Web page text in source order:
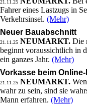
21.11.25
Fahrer eines Lastzugs in
Verkehrsinsel. (Mehr)
Neuer Bauabschnitt
21.11.25 NEUMARKT. Die
beginnt voraussichtlich in
ein ganzes Jahr. (Mehr)
Vorkasse beim
21.11.25 NEUMARKT.
wahr zu sein, sind sie
Mann erfahren. (Mehr)